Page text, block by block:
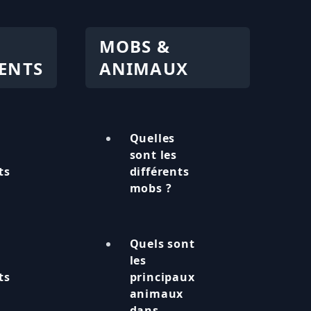
MOBS &
ANIMAUX
Quelles
sont les
différents
mobs ?
Quels sont
les
principaux
animaux